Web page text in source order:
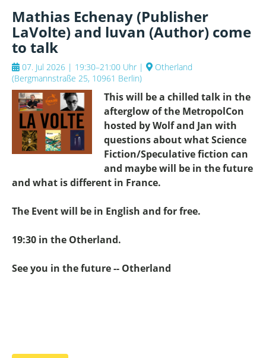
Mathias Echenay (Publisher
LaVolte) and luvan (Author) come
to talk
07. Jul 2026 | 19:30–21:00 Uhr |
Otherland
(Bergmannstraße 25, 10961 Berlin)
This will be a chilled talk in the
afterglow of the MetropolCon
hosted by Wolf and Jan with
questions about what Science
Fiction/Speculative fiction can
and maybe will be in the future
and what is different in France.
The Event will be in English and for free.
19:30 in the Otherland.
See you in the future -- Otherland